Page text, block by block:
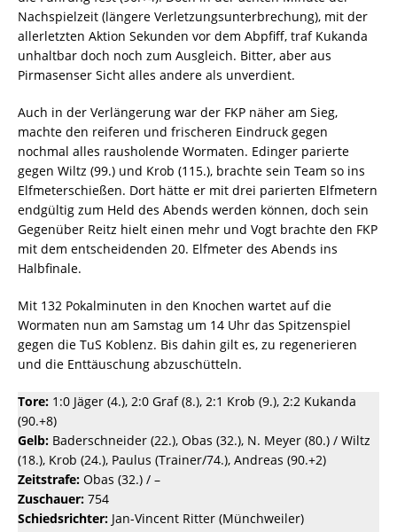
Nachspielzeit (längere Verletzungsunterbrechung), mit der
allerletzten Aktion Sekunden vor dem Abpfiff, traf Kukanda
unhaltbar doch noch zum Ausgleich. Bitter, aber aus
Pirmasenser Sicht alles andere als unverdient.
Auch in der Verlängerung war der FKP näher am Sieg,
machte den reiferen und frischeren Eindruck gegen
nochmal alles rausholende Wormaten. Edinger parierte
gegen Wiltz (99.) und Krob (115.), brachte sein Team so ins
Elfmeterschießen. Dort hätte er mit drei parierten Elfmetern
endgültig zum Held des Abends werden können, doch sein
Gegenüber Reitz hielt einen mehr und Vogt brachte den FKP
mit dem entscheidenden 20. Elfmeter des Abends ins
Halbfinale.
Mit 132 Pokalminuten in den Knochen wartet auf die
Wormaten nun am Samstag um 14 Uhr das Spitzenspiel
gegen die TuS Koblenz. Bis dahin gilt es, zu regenerieren
und die Enttäuschung abzuschütteln.
Tore: 1:0 Jäger (4.), 2:0 Graf (8.), 2:1 Krob (9.), 2:2 Kukanda
(90.+8)
Gelb: Baderschneider (22.), Obas (32.), N. Meyer (80.) / Wiltz
(18.), Krob (24.), Paulus (Trainer/74.), Andreas (90.+2)
Zeitstrafe: Obas (32.) / –
Zuschauer: 754
Schiedsrichter: Jan-Vincent Ritter (Münchweiler)